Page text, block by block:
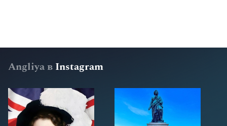
Angliya в Instagram